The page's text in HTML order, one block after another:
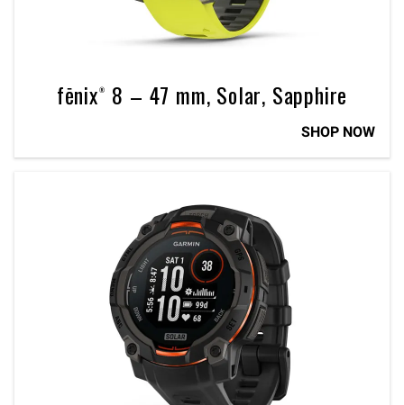
fēnix® 8 – 47 mm, Solar, Sapphire
SHOP NOW